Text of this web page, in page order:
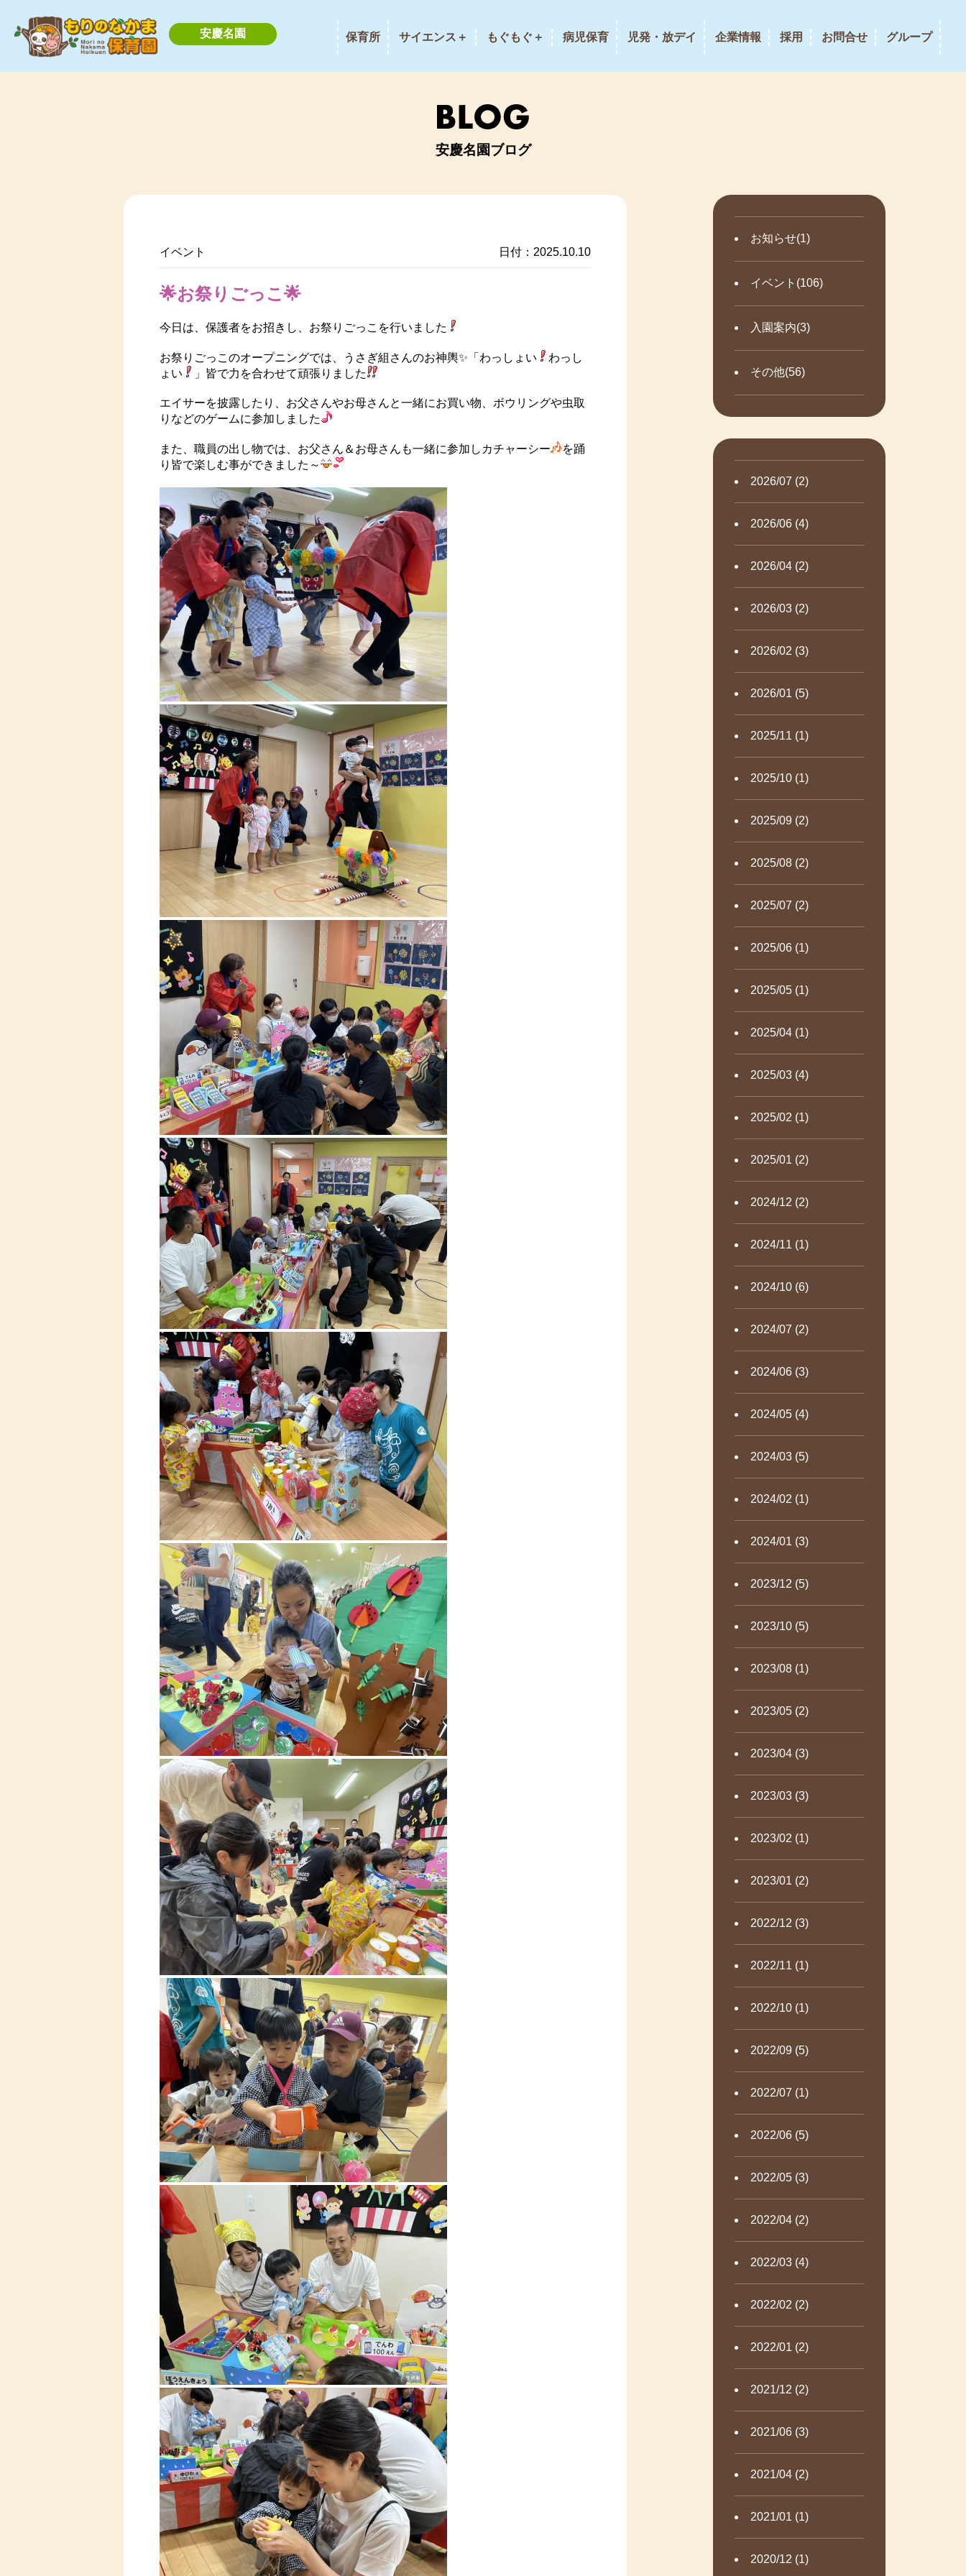
安慶名園 保育所 サイエンス＋ もぐもぐ＋ 病児保育 児発・放デイ 企業情報 採用 お問合せ グループ
安慶名園ブログ
お知らせ(1)
イベント(106)
入園案内(3)
その他(56)
2026/07 (2)
2026/06 (4)
2026/04 (2)
2026/03 (2)
2026/02 (3)
2026/01 (5)
2025/11 (1)
2025/10 (1)
2025/09 (2)
2025/08 (2)
2025/07 (2)
2025/06 (1)
2025/05 (1)
2025/04 (1)
2025/03 (4)
2025/02 (1)
2025/01 (2)
2024/12 (2)
2024/11 (1)
2024/10 (6)
2024/07 (2)
2024/06 (3)
2024/05 (4)
2024/03 (5)
2024/02 (1)
2024/01 (3)
2023/12 (5)
2023/10 (5)
2023/08 (1)
2023/05 (2)
2023/04 (3)
2023/03 (3)
2023/02 (1)
2023/01 (2)
2022/12 (3)
2022/11 (1)
2022/10 (1)
2022/09 (5)
2022/07 (1)
2022/06 (5)
2022/05 (3)
2022/04 (2)
2022/03 (4)
2022/02 (2)
2022/01 (2)
2021/12 (2)
2021/06 (3)
2021/04 (2)
2021/01 (1)
2020/12 (1)
イベント 日付：2025.10.10
🌟お祭りごっこ🌟
今日は、保護者をお招きし、お祭りごっこを行いました
お祭りごっこのオープニングでは、うさぎ組さんのお神輿✨「わっしょい
わっし
ょい
」皆で力を合わせて頑張りました
エイサーを披露したり、お父さんやお母さんと一緒にお買い物、ボウリングや虫取
りなどのゲームに参加しました
また、職員の出し物では、お父さん＆お母さんも一緒に参加しカチャーシー
を踊
り皆で楽しむ事ができました～